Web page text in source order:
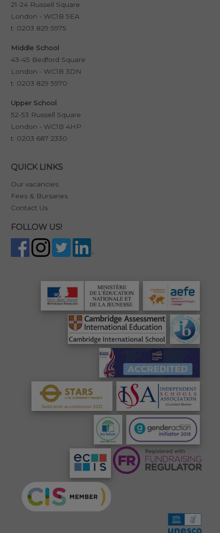
21-24 Russell Square
London - WC1B 5EA
t: 0203 829 5975
Middle School
43-45 Bedford Square
London - WC1B 3DN
t: 0203 829 5970
Upper School
52-53 Russell Square
London - WC1B 4HP
t: 0203 687 2330
QUICK LINKS
Our vacancies
Fees & Bursaries
Contact Us
FOLLOW US!